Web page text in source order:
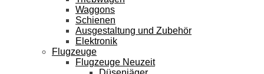
Waggons
Schienen
Ausgestaltung und Zubehör
Elektronik
Flugzeuge
Flugzeuge Neuzeit